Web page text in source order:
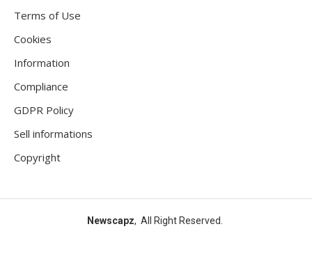
Terms of Use
Cookies
Information
Compliance
GDPR Policy
Sell informations
Copyright
Newscapz, All Right Reserved.